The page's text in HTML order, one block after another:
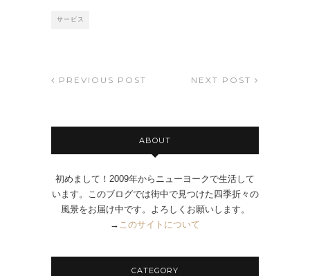
サービス
PREVIOUS POST NEXT POST
ABOUT
初めまして！2009年からニューヨークで生活して
います。このブログでは街中で見つけた四季折々の
風景をお届け中です。よろしくお願いします。
→ このサイトについて
CATEGORY